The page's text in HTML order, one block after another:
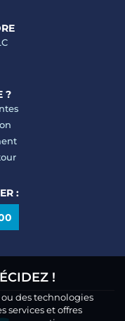
?
:
!
des technologies
services et offres